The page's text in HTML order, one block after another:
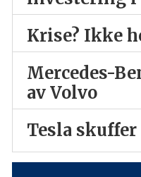
Krise? Ikke
Mercedes-
av Volvo
Tesla skuffer